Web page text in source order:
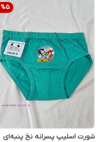
%5
شورت اسلیپ پسرانه نخ پنبه‌ای